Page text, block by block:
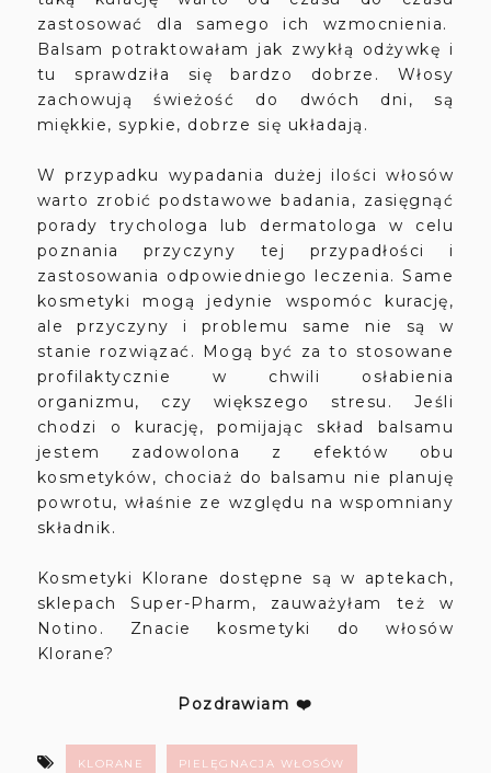
zastosować dla samego ich wzmocnienia.
Balsam potraktowałam jak zwykłą odżywkę i
tu sprawdziła się bardzo dobrze. Włosy
zachowują świeżość do dwóch dni, są
miękkie, sypkie, dobrze się układają.
W przypadku wypadania dużej ilości włosów
warto zrobić podstawowe badania, zasięgnąć
porady trychologa lub dermatologa w celu
poznania przyczyny tej przypadłości i
zastosowania odpowiedniego leczenia. Same
kosmetyki mogą jedynie wspomóc kurację,
ale przyczyny i problemu same nie są w
stanie rozwiązać. Mogą być za to stosowane
profilaktycznie w chwili osłabienia
organizmu, czy większego stresu. Jeśli
chodzi o kurację, pomijając skład balsamu
jestem zadowolona z efektów obu
kosmetyków, chociaż do balsamu nie planuję
powrotu, właśnie ze względu na wspomniany
składnik.
Kosmetyki Klorane dostępne są w aptekach,
sklepach Super-Pharm, zauważyłam też w
Notino. Znacie kosmetyki do włosów
Klorane?
Pozdrawiam ❤️
KLORANE PIELĘGNACJA WŁOSÓW